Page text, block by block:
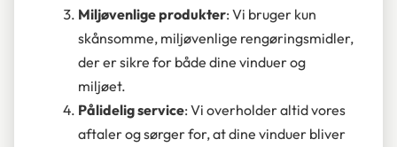
Miljøvenlige produkter: Vi bruger kun
skånsomme, miljøvenlige rengøringsmidler,
der er sikre for både dine vinduer og
miljøet.
Pålidelig service: Vi overholder altid vores
aftaler og sørger for, at dine vinduer bliver